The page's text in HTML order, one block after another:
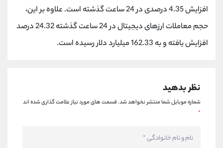
افزایش 4.35 درصدی در 24 ساعت گذشته است. علاوه بر این،
حجم معاملات ارزهای دیجیتال در 24 ساعت گذشته 24.32 درصد
افزایش یافته و به 162.33 میلیارد دلار رسیده است.
نظر بدهید
شماره موبایل شما منتشر نخواهد شد.قسمت های مورد نیاز علامت گذاری شده اند
*
کانال تلگرام @alirezamehrabi_com